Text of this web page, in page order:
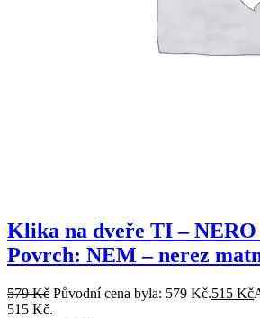
Klika na dveře TI – NERO
Povrch: NEM – nerez
579Kč Původní cena byla: 579 Kč.515 Kč
515 Kč.